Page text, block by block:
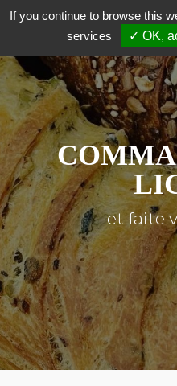
et faite
If you continue to browse this
services
✓ OK,